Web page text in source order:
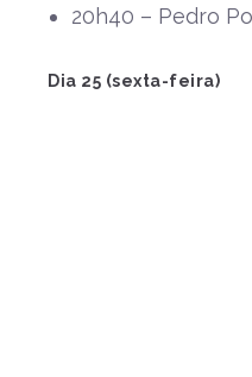
20h40 – Pedro
Dia 25 (sexta-feira)